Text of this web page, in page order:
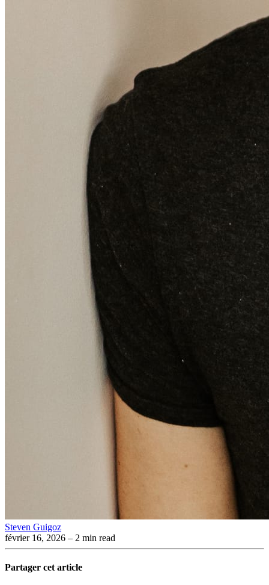
Steven Guigoz
février 16, 2026 – 2 min read
Partager cet article